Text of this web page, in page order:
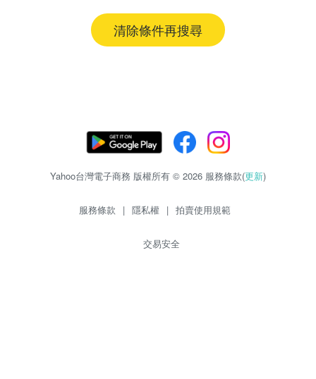
清除條件再搜尋
Yahoo台灣電子商務 版權所有 © 2026 服務條款(更新)
服務條款 | 隱私權 | 拍賣使用規範
交易安全